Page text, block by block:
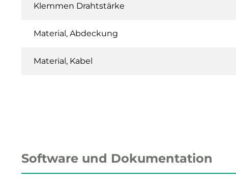
Klemmen Drahtstärke
Material, Abdeckung
Material, Kabel
Software und Dokumentation